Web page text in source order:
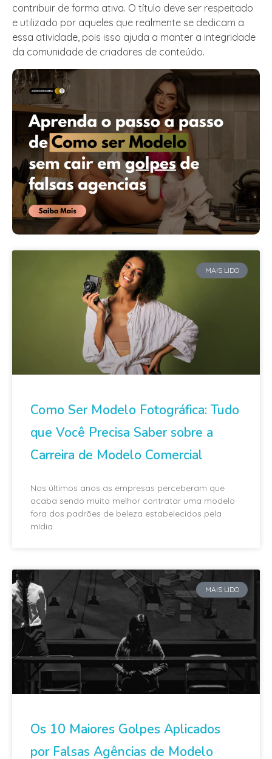
contribuir de forma ativa. O título deve ser respeitado
e utilizado por aqueles que realmente se dedicam a
essa atividade, pois isso ajuda a manter a integridade
da comunidade de criadores de conteúdo.
MAIS LIDO
Como Ser Modelo Fotográfica: Tudo
que Você Precisa Saber sobre a
Carreira de Modelo Comercial
Nos últimos anos as empresas perceberam que
acaba sendo muito melhor contratar uma modelo
fora dos padrões de beleza estabelecidos pela
mídia
MAIS LIDO
Os 10 Maiores Golpes Aplicados
por Falsas Agências de Modelo